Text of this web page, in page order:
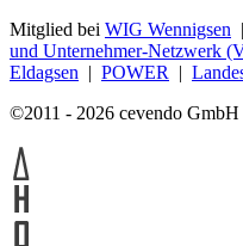
Mitglied bei WIG Wennigsen |
und Unternehmer-Netzwerk
Eldagsen | POWER |
©2011 - 2026 cevendo